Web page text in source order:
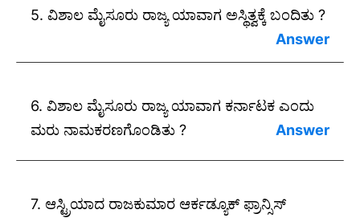
5. ವಿಶಾಲ ಮೈಸೂರು ರಾಜ್ಯ ಯಾವಾಗ ಅಸ್ಥಿತ್ವಕ್ಕೆ ಬಂದಿತು ?
6. ವಿಶಾಲ ಮೈಸೂರು ರಾಜ್ಯ ಯಾವಾಗ ಕರ್ನಾಟಕ ಎಂದು
ಮರು ನಾಮಕರಣಗೊಂಡಿತು ?
7. ಆಸ್ಟ್ರಿಯಾದ ರಾಜಕುಮಾರ ಆರ್ಕಡ್ಯೂಕ್ ಫ್ರಾನ್ಸಿಸ್